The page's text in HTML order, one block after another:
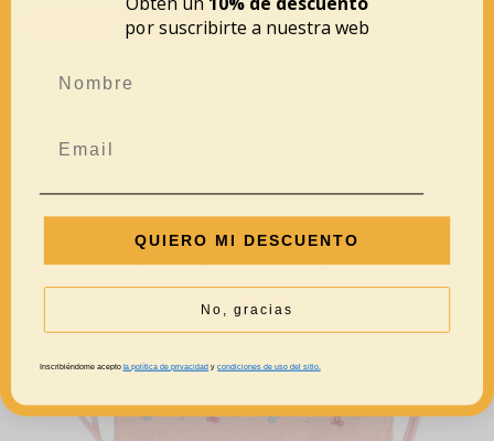
AÑADIR AL CARRITO
por suscribirte a nuestra web
QUIERO MI DESCUENTO
No, gracias
Inscribiéndome acepto la política de privacidad ycondiciones de uso del sitio.